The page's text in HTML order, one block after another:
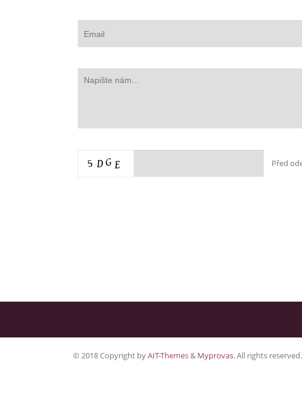
Před
© 2018 Copyright byAIT-Themes& Myprovas. All rights reserved.